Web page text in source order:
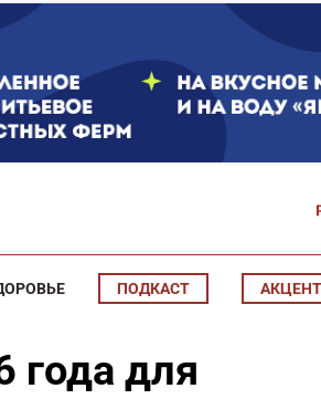
ПОДКАСТ АКЦЕНТ
года для